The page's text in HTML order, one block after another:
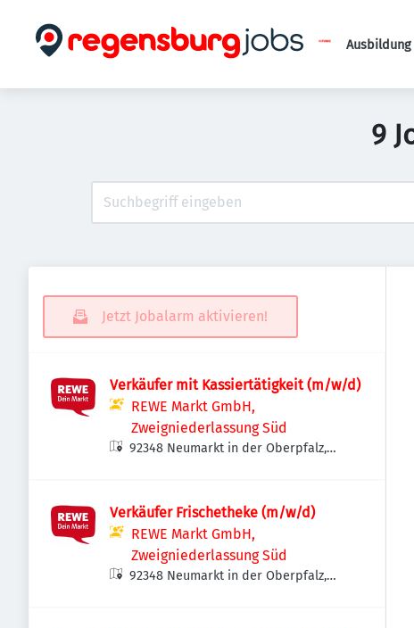
9
Jetzt Jobalarm aktivieren!
Verkäufer mit Kassiertätigkeit (m/w/d)
REWE Markt GmbH,
Zweigniederlassung Süd
92348 Neumarkt in der Oberpfalz,
Verkäufer Frischetheke (m/w/d)
REWE Markt GmbH,
Zweigniederlassung Süd
92348 Neumarkt in der Oberpfalz,